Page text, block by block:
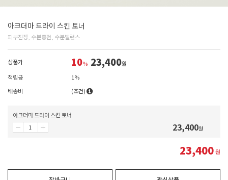
아크더마 드라이 스킨 토너
피부진정, 수분충전, 수분밸런스
상품가 10% 23,400원
적립금
1%
배송비
(조건)
아크더마 드라이 스킨 토너
23,400원
23,400원